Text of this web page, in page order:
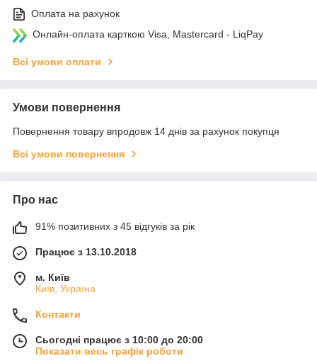
Оплата на рахунок
Онлайн-оплата карткою Visa, Mastercard - LiqPay
Всі умови оплати
Умови повернення
Повернення товару впродовж 14 днів за рахунок покупця
Всі умови повернення
Про нас
91% позитивних з 45 відгуків за рік
Працює з 13.10.2018
м. Київ
Київ, Україна
Контакти
Сьогодні працює з 10:00 до 20:00
Показати весь графік роботи